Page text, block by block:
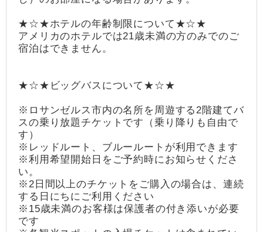
★☆★ホテルの年齢制限について★☆★
アメリカのホテルでは21歳未満の方のみでのご
宿泊はできません。
★☆★ビッグバスについて★☆★
※ロサンゼルス市内の名所を周遊する2階建てバ
スの乗り放題チケットです（乗り降りも自由で
す）
※レッドルート、ブルールートが利用できます
※利用希望開始日をご予約時にお知らせくださ
い。
※2日間以上のチケットをご購入の場合は、連続
する日にちにご利用ください
※15歳未満のお客様は保護者の付き添いが必要
です